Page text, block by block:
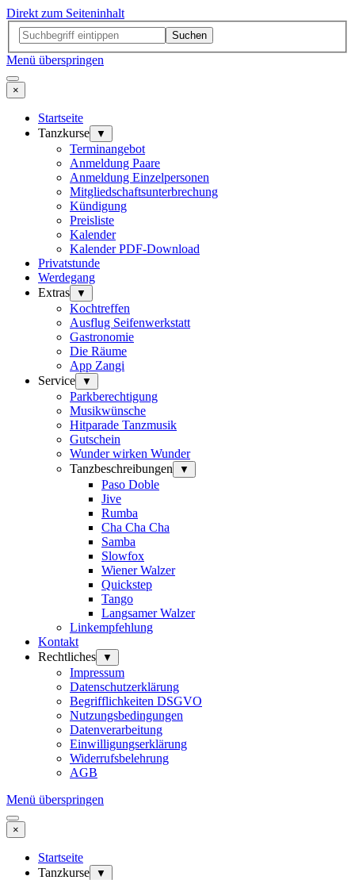
Direkt zum Seiteninhalt
Suchen
Menü überspringen
×
Startseite
Tanzkurse
▼
Terminangebot
Anmeldung Paare
Anmeldung Einzelpersonen
Mitgliedschaftsunterbrechung
Kündigung
Preisliste
Kalender
Kalender PDF-Download
Privatstunde
Werdegang
Extras
▼
Kochtreffen
Ausflug Seifenwerkstatt
Gastronomie
Die Räume
App Zangi
Service
▼
Parkberechtigung
Musikwünsche
Hitparade Tanzmusik
Gutschein
Wunder wirken Wunder
Tanzbeschreibungen
▼
Paso Doble
Jive
Rumba
Cha Cha Cha
Samba
Slowfox
Wiener Walzer
Quickstep
Tango
Langsamer Walzer
Linkempfehlung
Kontakt
Rechtliches
▼
Impressum
Datenschutzerklärung
Begrifflichkeiten DSGVO
Nutzungsbedingungen
Datenverarbeitung
Einwilligungserklärung
Widerrufsbelehrung
AGB
Menü überspringen
×
Startseite
Tanzkurse
▼